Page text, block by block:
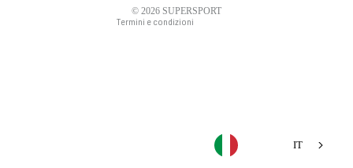
© 2026 SUPERSPORT
Termini e condizioni
IT